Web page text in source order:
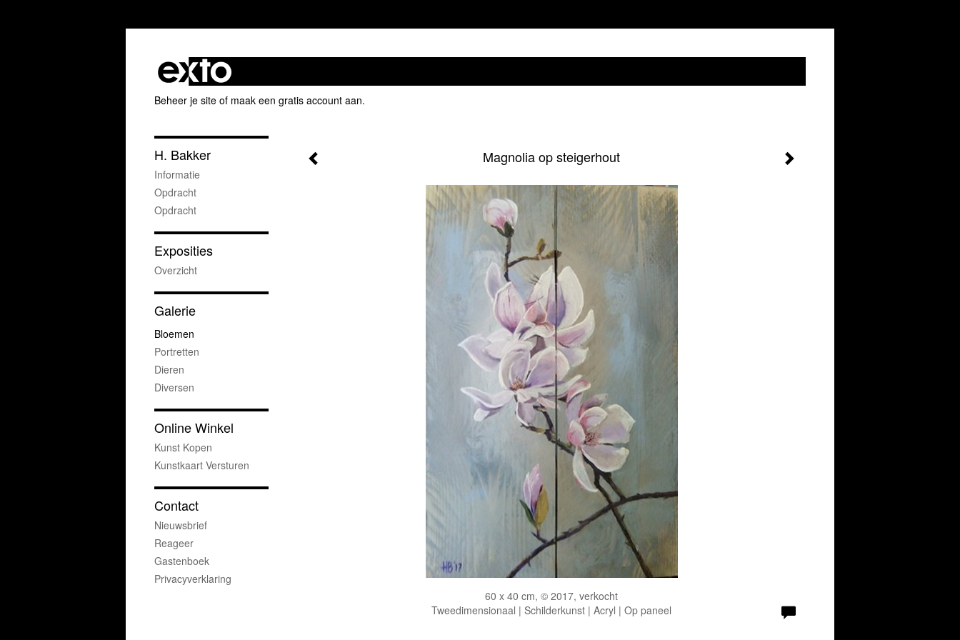
Beheer je site of maak een gratis account aan.
Magnolia op steigerhout
60 x 40 cm, © 2017, verkocht
Tweedimensionaal | Schilderkunst | Acryl | Op paneel
H. Bakker
Informatie
Opdracht
Opdracht
Exposities
Overzicht
Galerie
Bloemen
Portretten
Dieren
Diversen
Online Winkel
Kunst Kopen
Kunstkaart Versturen
Contact
Nieuwsbrief
Reageer
Gastenboek
Privacyverklaring